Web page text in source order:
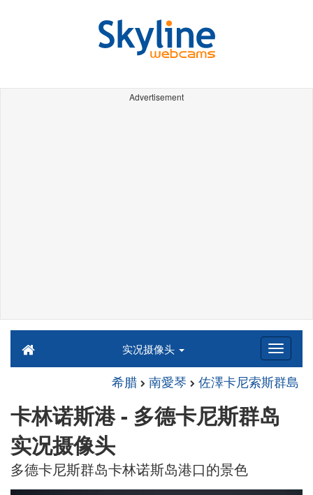
Advertisement
实况摄像头
希腊 南愛琴 佐澤卡尼索斯群島
卡林诺斯港 - 多德卡尼斯群岛
实况摄像头
多德卡尼斯群岛卡林诺斯岛港口的景色